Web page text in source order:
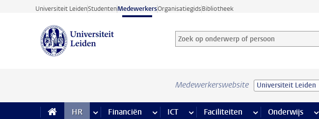
Ga direct naar de inhoud
Universiteit LeidenStudentenMedewerkersOrganisatiegidsBibliotheek
Zoek op onderwerp of persoon en selecteer
Zoekterm
Medewerkerswebsite Universiteit Leiden
HR meer HR pagina’s
Financiën meer Financiën pagina’s
ICT meer ICT pagina’s
Faciliteiten meer Faciliteiten
Onderwijs